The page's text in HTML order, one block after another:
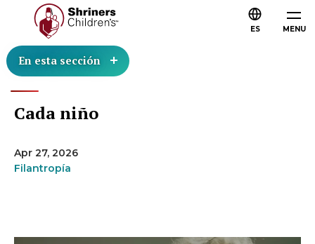
MENU
ES
En esta sección
Cada niño
Apr 27, 2026
Filantropía